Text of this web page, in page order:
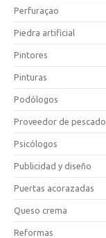
Perfuraçao
Piedra artificial
Pintores
Pinturas
Podólogos
Proveedor de pescado
Psicólogos
Publicidad y diseño
Puertas acorazadas
Queso crema
Reformas